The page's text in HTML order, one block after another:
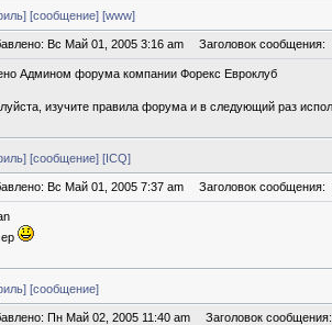
[сообщение] [www]
Вс Май 01, 2005 3:16 am Заголовок сообщения:
Админом форума компании Форекс Евроклуб
изучите правила форума и в следующий раз
[сообщение] [ICQ]
Вс Май 01, 2005 7:37 am Заголовок сообщения:
[сообщение]
Пн Май 02, 2005 11:40 am Заголовок сообщения: